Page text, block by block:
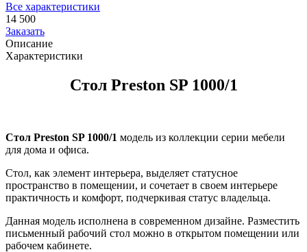
Все характеристики
14 500
Заказать
Описание
Характеристики
Стол Preston SP 1000/1
Стол Preston SP 1000/1 модель из коллекции серии мебели
для дома и офиса.
Стол, как элемент интерьера, выделяет статусное
пространство в помещении, и сочетает в своем интерьере
практичность и комфорт, подчеркивая статус владельца.
Данная модель исполнена в современном дизайне. Разместить
письменный рабочий стол можно в открытом помещении или
рабочем кабинете.